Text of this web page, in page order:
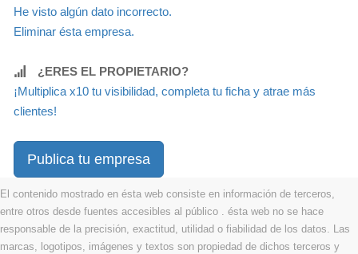
He visto algún dato incorrecto.
Eliminar ésta empresa.
¿ERES EL PROPIETARIO?
¡Multiplica x10 tu visibilidad, completa tu ficha y atrae más
clientes!
Publica tu empresa
El contenido mostrado en ésta web consiste en información de terceros,
entre otros desde fuentes accesibles al público . ésta web no se hace
responsable de la precisión, exactitud, utilidad o fiabilidad de los datos. Las
marcas, logotipos, imágenes y textos son propiedad de dichos terceros y